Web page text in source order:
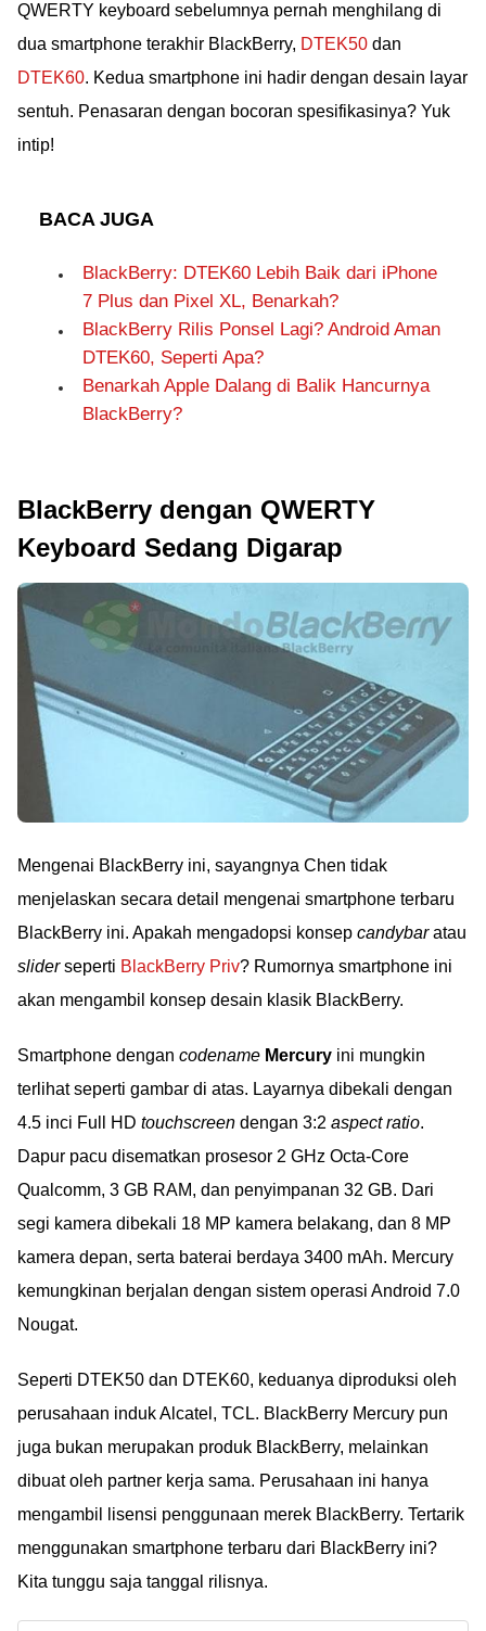
QWERTY keyboard sebelumnya pernah menghilang di
dua smartphone terakhir BlackBerry, DTEK50 dan
DTEK60. Kedua smartphone ini hadir dengan desain layar
sentuh. Penasaran dengan bocoran spesifikasinya? Yuk
intip!
BACA JUGA
BlackBerry: DTEK60 Lebih Baik dari iPhone
7 Plus dan Pixel XL, Benarkah?
BlackBerry Rilis Ponsel Lagi? Android Aman
DTEK60, Seperti Apa?
Benarkah Apple Dalang di Balik Hancurnya
BlackBerry?
BlackBerry dengan QWERTY
Keyboard Sedang Digarap
Mengenai BlackBerry ini, sayangnya Chen tidak
menjelaskan secara detail mengenai smartphone terbaru
BlackBerry ini. Apakah mengadopsi konsep candybaratau
sliderseperti BlackBerry Priv? Rumornya smartphone ini
akan mengambil konsep desain klasik BlackBerry.
Smartphone dengan codename Mercury ini mungkin
terlihat seperti gambar di atas. Layarnya dibekali dengan
4.5 inci Full HD touchscreen dengan 3:2 aspect ratio.
Dapur pacu disematkan prosesor 2 GHz Octa-Core
Qualcomm, 3 GB RAM, dan penyimpanan 32 GB. Dari
segi kamera dibekali 18 MP kamera belakang, dan 8 MP
kamera depan, serta baterai berdaya 3400 mAh. Mercury
kemungkinan berjalan dengan sistem operasi Android 7.0
Nougat.
Seperti DTEK50 dan DTEK60, keduanya diproduksi oleh
perusahaan induk Alcatel, TCL. BlackBerry Mercury pun
juga bukan merupakan produk BlackBerry, melainkan
dibuat oleh partner kerja sama. Perusahaan ini hanya
mengambil lisensi penggunaan merek BlackBerry. Tertarik
menggunakan smartphone terbaru dari BlackBerry ini?
Kita tunggu saja tanggal rilisnya.